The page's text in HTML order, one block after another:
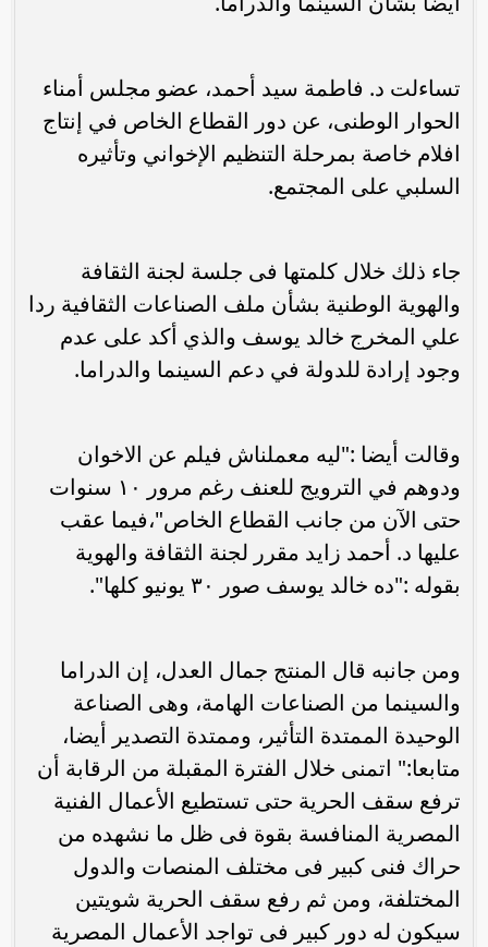
تساءلت د. فاطمة سيد أحمد، عضو مجلس أمناء
الحوار الوطنى، عن دور القطاع الخاص في إنتاج
افلام خاصة بمرحلة التنظيم الإخواني وتأثيره
السلبي على المجتمع.
جاء ذلك خلال كلمتها فى جلسة لجنة الثقافة
والهوية الوطنية بشأن ملف الصناعات الثقافية ردا
علي المخرج خالد يوسف والذي أكد على عدم
وجود إرادة للدولة في دعم السينما والدراما.
وقالت أيضا :"ليه معملناش فيلم عن الاخوان
ودوهم في الترويج للعنف رغم مرور ١٠ سنوات
حتى الآن من جانب القطاع الخاص"،فيما عقب
عليها د. أحمد زايد مقرر لجنة الثقافة والهوية
بقوله :"ده خالد يوسف صور ٣٠ يونيو كلها".
ومن جانبه قال المنتج جمال العدل، إن الدراما
والسينما من الصناعات الهامة، وهى الصناعة
الوحيدة الممتدة التأثير، وممتدة التصدير أيضا،
متابعا:" اتمنى خلال الفترة المقبلة من الرقابة أن
ترفع سقف الحرية حتى تستطيع الأعمال الفنية
المصرية المنافسة بقوة فى ظل ما نشهده من
حراك فنى كبير فى مختلف المنصات والدول
المختلفة، ومن ثم رفع سقف الحرية شويتين
سيكون له دور كبير فى تواجد الأعمال المصرية